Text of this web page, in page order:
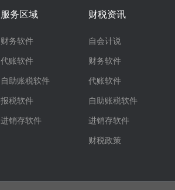
服务区域
财务软件
代账软件
自助账税软件
报税软件
进销存软件
财税资讯
自会计说
财务软件
代账软件
自助账税软件
进销存软件
财税政策